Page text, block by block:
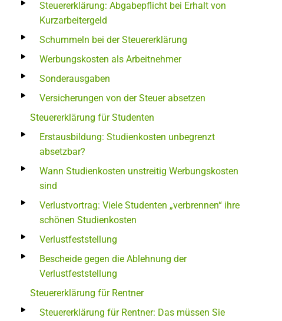
Steuererklärung: Abgabepflicht bei Erhalt von
Kurzarbeitergeld
Schummeln bei der Steuererklärung
Werbungskosten als Arbeitnehmer
Sonderausgaben
Versicherungen von der Steuer absetzen
Steuererklärung für Studenten
Erstausbildung: Studienkosten unbegrenzt
absetzbar?
Wann Studienkosten unstreitig Werbungskosten
sind
Verlustvortrag: Viele Studenten „verbrennen“ ihre
schönen Studienkosten
Verlustfeststellung
Bescheide gegen die Ablehnung der
Verlustfeststellung
Steuererklärung für Rentner
Steuererklärung für Rentner: Das müssen Sie